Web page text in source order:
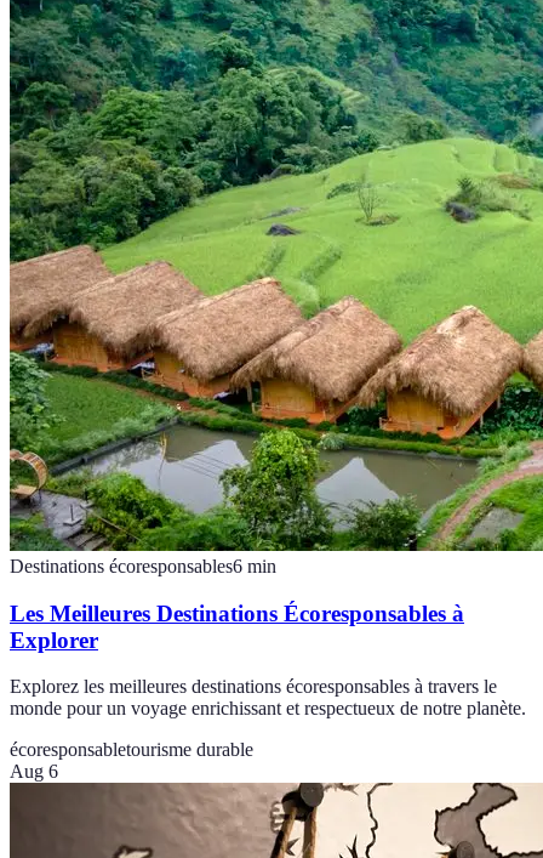
Destinations écoresponsables6 min
Les Meilleures Destinations Écoresponsables à
Explorer
Explorez les meilleures destinations écoresponsables à travers le
monde pour un voyage enrichissant et respectueux de notre planète.
écoresponsabletourisme durable
Aug 6